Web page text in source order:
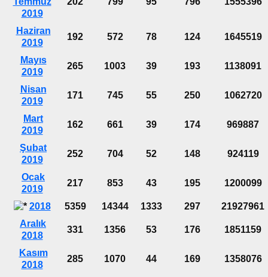
2019
Haziran
2019
192 572 78 124 1645519
Mayıs
2019
265 1003 39 193 1138091
Nisan
2019
171 745 55 250 1062720
Mart
2019
162 661 39 174 969887
Şubat
2019
252 704 52 148 924119
Ocak
2019
217 853 43 195 1200099
2018 5359 14344 1333 297
21927961
Aralık
2018
331 1356 53 176 1851159
Kasım
2018
285 1070 44 169 1358076